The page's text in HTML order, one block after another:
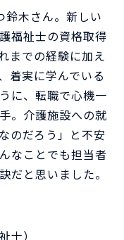
鈴木さん。新しい
福祉士の資格取得
までの経験に加え
着実に学んでいる
に、転職で心機一
。介護施設への就
のだろう」と不安
なことでも担当者
だと思いました。
士）